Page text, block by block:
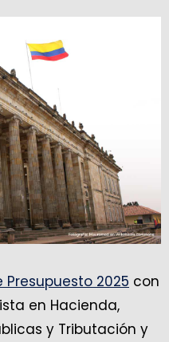
Presupuesto 2025 con
en Hacienda,
y Tributación y